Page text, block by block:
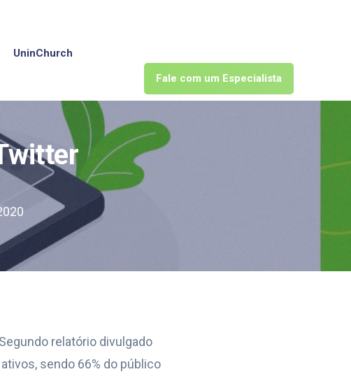
UninChurch
Fale com um Especialista
relatório divulgado
sendo 66% do público